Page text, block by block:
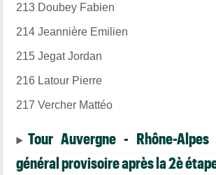
213 Doubey Fabien
214 Jeannière Emilien
215 Jegat Jordan
216 Latour Pierre
217 Vercher Mattéo
Tour Auvergne - Rhône-
général provisoire après la 2è